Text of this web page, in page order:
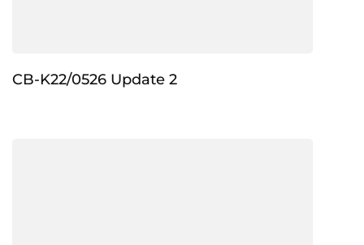
CB-K22/0526 Update 2